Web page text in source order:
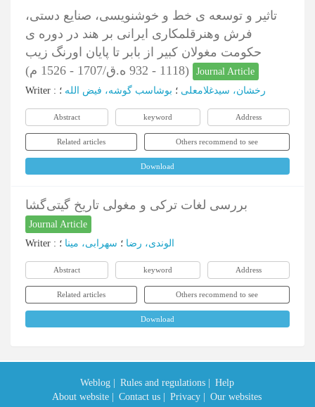
تاثیر و توسعه ی خط و خوشنویسی، صنایع دستی،
فرش وهنرقلمکاری ایرانی بر هند در دوره ی
حکومت مغولان کبیر از بابر تا پایان اورنگ زیب
Journal Article
Writer : رخشان، سیدغلامعلی ؛ بوشاسب گوشه، فیض الله ؛
Abstract keyword Address
Related articles Others recommend to see
Download
بررسی لغات ترکی و مغولی تاریخ گیتی‌گشا
Journal Article
Writer : الوندی، رضا ؛ سهرابی، مینا ؛
Abstract keyword Address
Related articles Others recommend to see
Download
Weblog | Rules and regulations |
Help
About website |
Contact us | Privacy | Our websites